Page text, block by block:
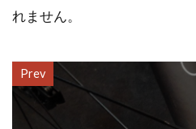
れません。
Prev